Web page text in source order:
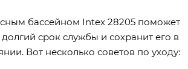
бассейном Intex 28205 поможет
срок службы и сохранит его в
Вот несколько советов по уходу: